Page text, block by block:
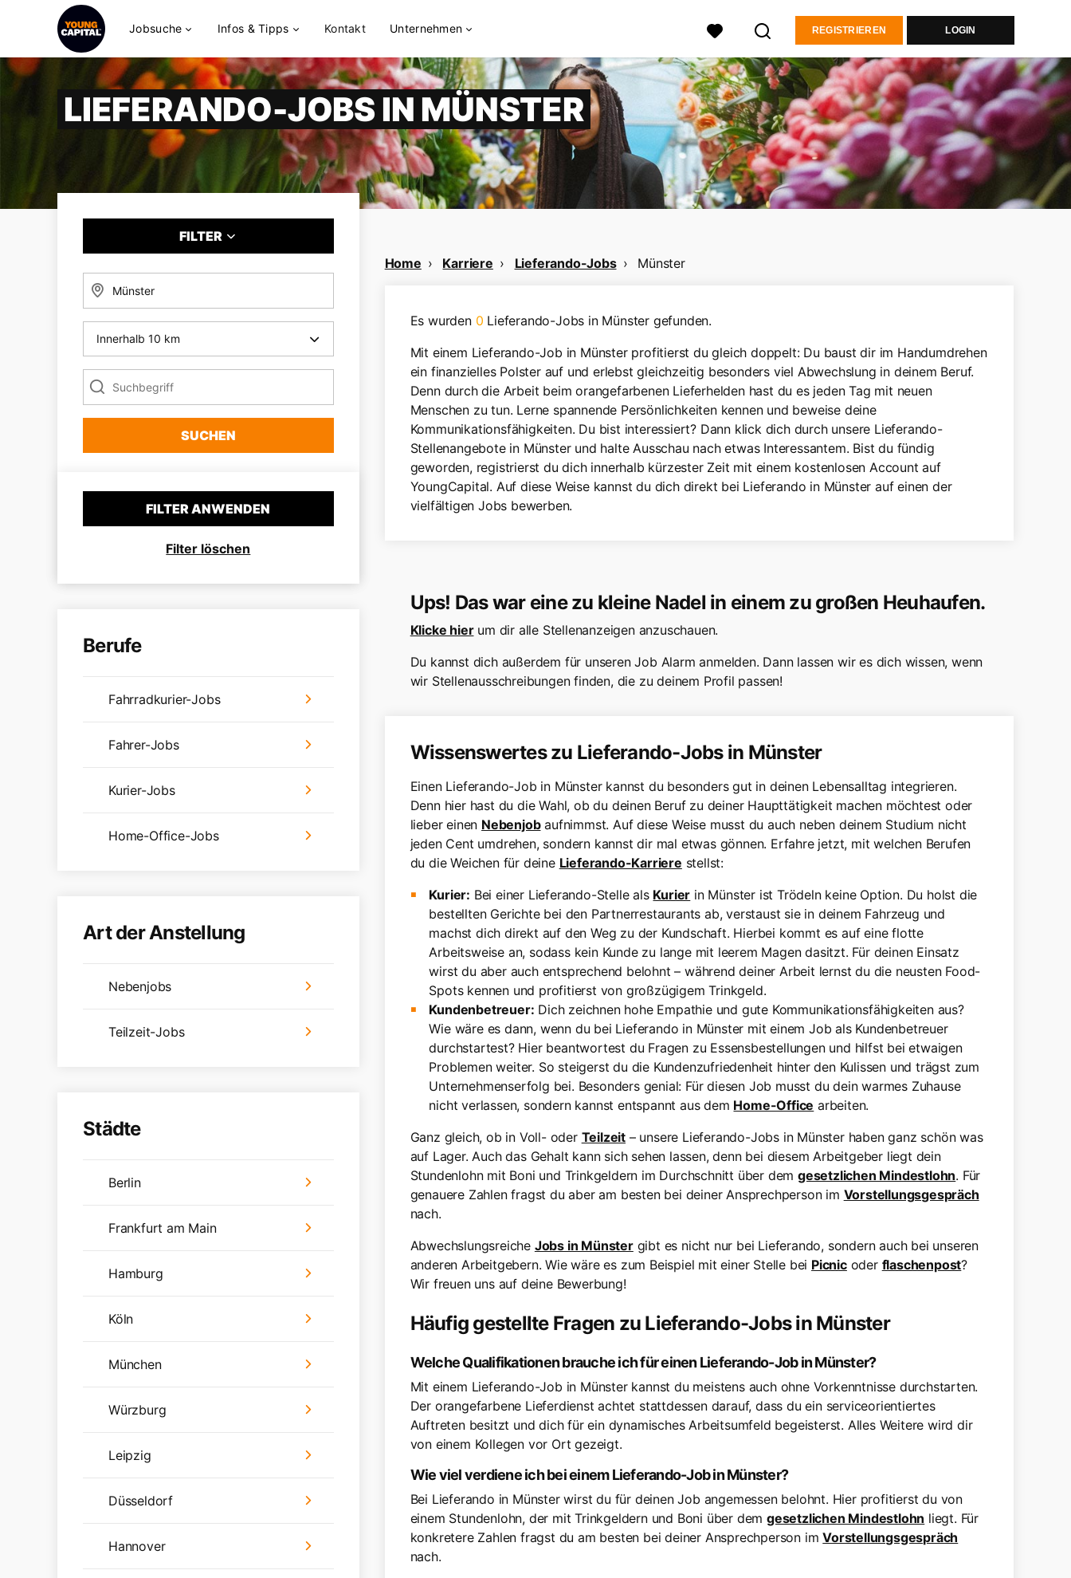
Jobsuche Infos & Tipps Kontakt Unternehmen REGISTRIEREN LOGIN
LIEFERANDO-JOBS IN MÜNSTER
FILTER
SUCHEN
FILTER ANWENDEN
Filter löschen
Berufe
Fahrradkurier-Jobs
Fahrer-Jobs
Kurier-Jobs
Home-Office-Jobs
Art der Anstellung
Nebenjobs
Teilzeit-Jobs
Städte
Berlin
Frankfurt am Main
Hamburg
Köln
München
Würzburg
Leipzig
Düsseldorf
Hannover
Home Karriere Lieferando-Jobs Münster
Es wurden 0 Lieferando-Jobs in Münster gefunden.
Mit einem Lieferando-Job in Münster profitierst du gleich doppelt: Du baust dir im Handumdrehen
ein finanzielles Polster auf und erlebst gleichzeitig besonders viel Abwechslung in deinem Beruf.
Denn durch die Arbeit beim orangefarbenen Lieferhelden hast du es jeden Tag mit neuen
Menschen zu tun. Lerne spannende Persönlichkeiten kennen und beweise deine
Kommunikationsfähigkeiten. Du bist interessiert? Dann klick dich durch unsere Lieferando-
Stellenangebote in Münster und halte Ausschau nach etwas Interessantem. Bist du fündig
geworden, registrierst du dich innerhalb kürzester Zeit mit einem kostenlosen Account auf
YoungCapital. Auf diese Weise kannst du dich direkt bei Lieferando in Münster auf einen der
vielfältigen Jobs bewerben.
Ups! Das war eine zu kleine Nadel in einem zu großen Heuhaufen.
Klicke hierum dir alle Stellenanzeigen anzuschauen.
Du kannst dich außerdem für unseren Job Alarm anmelden. Dann lassen wir es dich wissen, wenn
wir Stellenausschreibungen finden, die zu deinem Profil passen!
Wissenswertes zu Lieferando-Jobs in Münster
Einen Lieferando-Job in Münster kannst du besonders gut in deinen Lebensalltag integrieren.
Denn hier hast du die Wahl, ob du deinen Beruf zu deiner Haupttätigkeit machen möchtest oder
lieber einen Nebenjobaufnimmst. Auf diese Weise musst du auch neben deinem Studium nicht
jeden Cent umdrehen, sondern kannst dir mal etwas gönnen. Erfahre jetzt, mit welchen Berufen
du die Weichen für deine Lieferando-Karriere stellst:
Kurier: Bei einer Lieferando-Stelle als Kurier in Münster ist Trödeln keine Option. Du holst die
bestellten Gerichte bei den Partnerrestaurants ab, verstaust sie in deinem Fahrzeug und
machst dich direkt auf den Weg zu der Kundschaft. Hierbei kommt es auf eine flotte
Arbeitsweise an, sodass kein Kunde zu lange mit leerem Magen dasitzt. Für deinen Einsatz
wirst du aber auch entsprechend belohnt – während deiner Arbeit lernst du die neusten Food-
Spots kennen und profitierst von großzügigem Trinkgeld.
Kundenbetreuer: Dich zeichnen hohe Empathie und gute Kommunikationsfähigkeiten aus?
Wie wäre es dann, wenn du bei Lieferando in Münster mit einem Job als Kundenbetreuer
durchstartest? Hier beantwortest du Fragen zu Essensbestellungen und hilfst bei etwaigen
Problemen weiter. So steigerst du die Kundenzufriedenheit hinter den Kulissen und trägst zum
Unternehmenserfolg bei. Besonders genial: Für diesen Job musst du dein warmes Zuhause
nicht verlassen, sondern kannst entspannt aus dem Home-Office arbeiten.
Ganz gleich, ob in Voll- oder Teilzeit – unsere Lieferando-Jobs in Münster haben ganz schön was
auf Lager. Auch das Gehalt kann sich sehen lassen, denn bei diesem Arbeitgeber liegt dein
Stundenlohn mit Boni und Trinkgeldern im Durchschnitt über demgesetzlichen Mindestlohn. Für
genauere Zahlen fragst du aber am besten bei deiner Ansprechperson im Vorstellungsgespräch
nach.
Abwechslungsreiche Jobs in Münstergibt es nicht nur bei Lieferando, sondern auch bei unseren
anderen Arbeitgebern. Wie wäre es zum Beispiel mit einer Stelle bei Picnicoder flaschenpost?
Wir freuen uns auf deine Bewerbung!
Häufig gestellte Fragen zu Lieferando-Jobs in Münster
Welche Qualifikationen brauche ich für einen Lieferando-Job in Münster?
Mit einem Lieferando-Job in Münster kannst du meistens auch ohne Vorkenntnisse durchstarten.
Der orangefarbene Lieferdienst achtet stattdessen darauf, dass du ein serviceorientiertes
Auftreten besitzt und dich für ein dynamisches Arbeitsumfeld begeisterst. Alles Weitere wird dir
von einem Kollegen vor Ort gezeigt.
Wie viel verdiene ich bei einem Lieferando-Job in Münster?
Bei Lieferando in Münster wirst du für deinen Job angemessen belohnt. Hier profitierst du von
einem Stundenlohn, der mit Trinkgeldern und Boni über demgesetzlichen Mindestlohn liegt. Für
konkretere Zahlen fragst du am besten bei deiner Ansprechperson imVorstellungsgespräch
nach.